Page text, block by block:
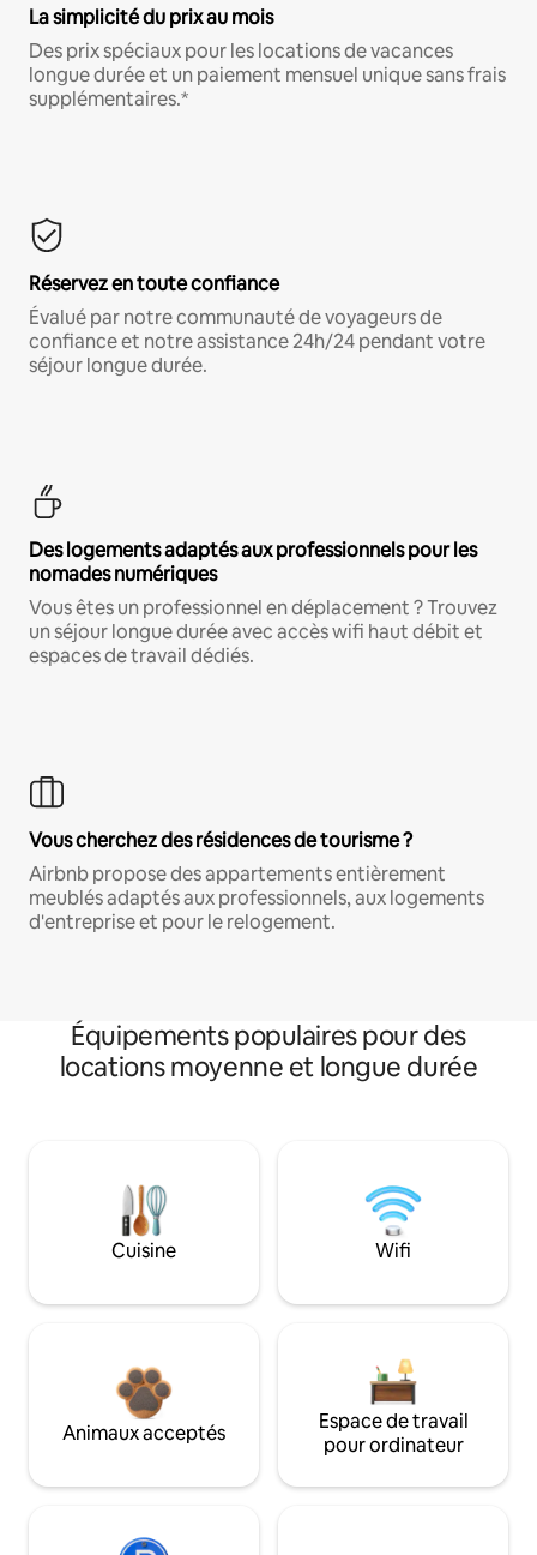
La simplicité du prix au mois
Des prix spéciaux pour les locations de vacances
longue durée et un paiement mensuel unique sans frais
supplémentaires.*
Réservez en toute confiance
Évalué par notre communauté de voyageurs de
confiance et notre assistance 24h/24 pendant votre
séjour longue durée.
Des logements adaptés aux professionnels pour les
nomades numériques
Vous êtes un professionnel en déplacement ? Trouvez
un séjour longue durée avec accès wifi haut débit et
espaces de travail dédiés.
Vous cherchez des résidences de tourisme ?
Airbnb propose des appartements entièrement
meublés adaptés aux professionnels, aux logements
d'entreprise et pour le relogement.
Équipements populaires pour des
locations moyenne et longue durée
Cuisine Wifi
Animaux acceptés
Espace de travail
pour ordinateur